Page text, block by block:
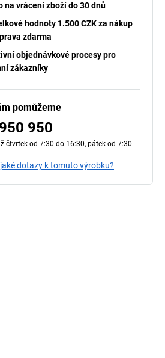
na vrácení zboží do 30 dnů
hodnoty 1.500 CZK za nákup
zdarma
objednávkové procesy pro
zákazníky
pomůžeme
950
čtvrtek od 7:30 do 16:30, pátek od 7:30
dotazy k tomuto výrobku?